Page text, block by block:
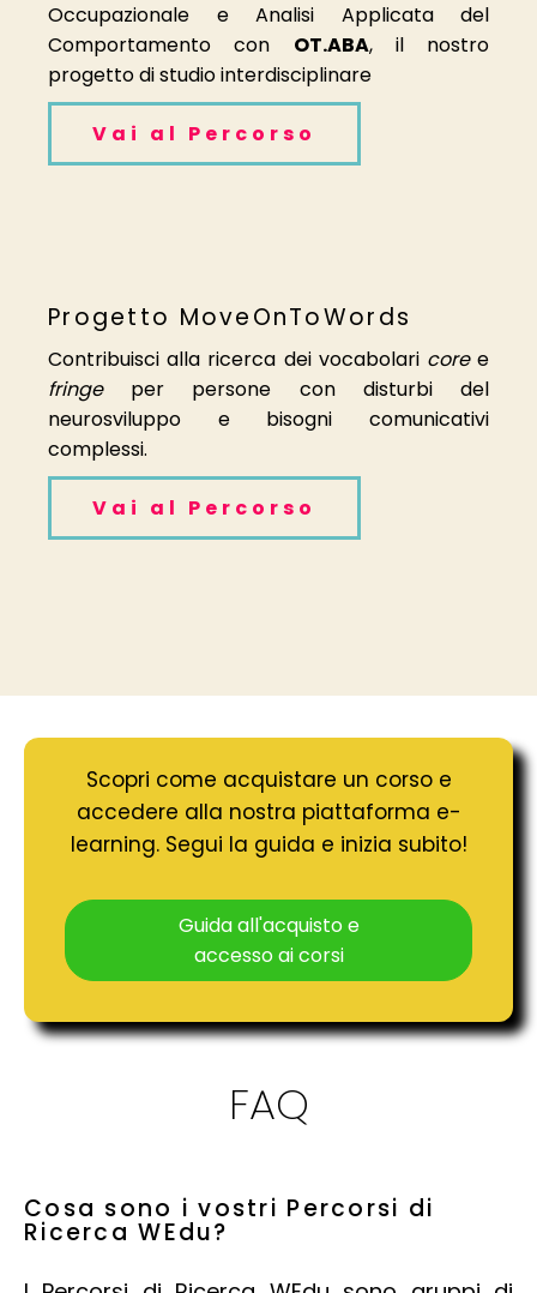
Occupazionale e Analisi Applicata del
Comportamento con OT.ABA, il nostro
progetto di studio interdisciplinare
Vai al Percorso
Progetto MoveOnToWords
Contribuisci alla ricerca dei vocabolari coree
fringeper persone con disturbi del
neurosviluppo e bisogni comunicativi
complessi.
Vai al Percorso
Scopri come acquistare un corso e
accedere alla nostra piattaforma e-
learning. Segui la guida e inizia subito!
Guida all'acquisto e
accesso ai corsi
FAQ
Cosa sono i vostri Percorsi di
Ricerca WEdu?